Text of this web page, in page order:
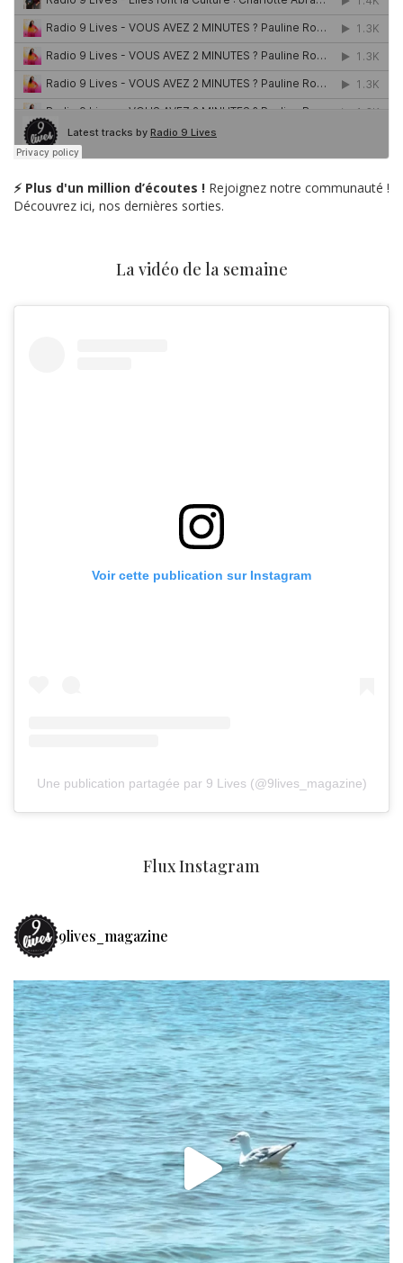
⚡ Plus d'un million d’écoutes ! Rejoignez notre communauté !
Découvrez ici, nos dernières sorties.
La vidéo de la semaine
Voir cette publication sur Instagram
Une publication partagée par 9 Lives (@9lives_magazine)
Flux Instagram
9lives_magazine